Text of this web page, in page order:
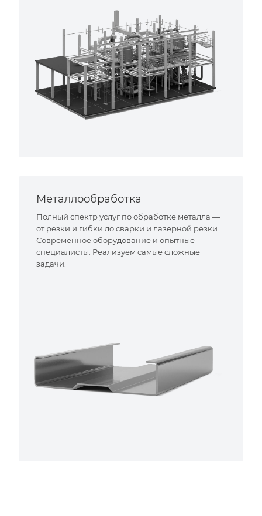
Металлообработка
Полный спектр услуг по обработке металла —
от резки и гибки до сварки и лазерной резки.
Современное оборудование и опытные
специалисты. Реализуем самые сложные
задачи.